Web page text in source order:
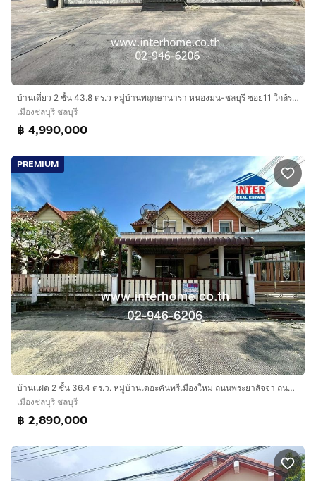
บ้านเดี่ยว 2 ชั้น 43.8 ตร.ว หมู่บ้านพฤกษานารา หนองมน-ชลบุรี ซอย11 ใกล้รร.อีสเทิร์นซีบอร์ดบริบาล ถนนสุขุมวิท ถนนแสนสุข เมืองชลบุรี ชลบุรี
เมืองชลบุรี ชลบุรี
฿ 4,990,000
PREMIUM
บ้านเเฝด 2 ชั้น 36.4 ตร.ว. หมู่บ้านเดอะคันทรีเมืองใหม่ ถนนพระยาสัจจา ถนนสุขุมวิท เมืองชลบุรี ชลบุรี
เมืองชลบุรี ชลบุรี
฿ 2,890,000